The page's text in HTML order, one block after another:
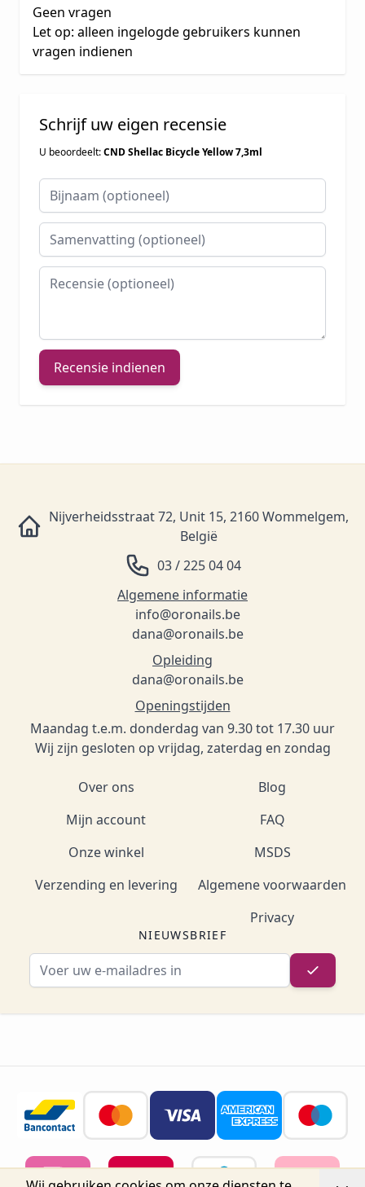
Geen vragen
Let op: alleen ingelogde gebruikers kunnen
vragen indienen
Schrijf uw eigen recensie
U beoordeelt:CND Shellac Bicycle Yellow 7,3ml
Bijnaam
Samenvatting
Recensie
Recensie indienen
Nijverheidsstraat 72, Unit 15, 2160 Wommelgem,
België
03 / 225 04 04
Algemene informatie
info@oronails.be
dana@oronails.be
Opleiding
dana@oronails.be
Openingstijden
Maandag t.e.m. donderdag van 9.30 tot 17.30 uur
Wij zijn gesloten op vrijdag, zaterdag en zondag
Over ons
Mijn account
Onze winkel
Verzending en levering
Blog
FAQ
MSDS
Algemene voorwaarden
Privacy
NIEUWSBRIEF